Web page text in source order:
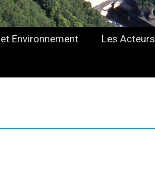
Environnement Les Acteurs